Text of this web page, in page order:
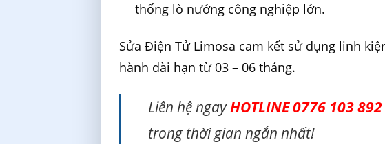
thống lò nướng công nghiệp lớn.
Sửa Điện Tử Limosa cam kết sử dụng linh
hành dài hạn từ 03 – 06 tháng.
Liên hệ ngayHOTLINE 0776 103 892
trong thời gian ngắn nhất!